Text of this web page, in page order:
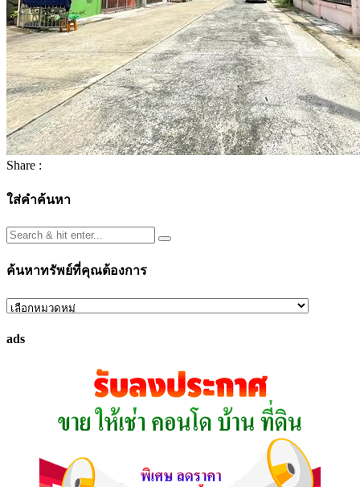
Share :
ใส่คำค้นหา
ค้นหาทรัพย์ที่คุณต้องการ
ค้นหา
ที่
ads